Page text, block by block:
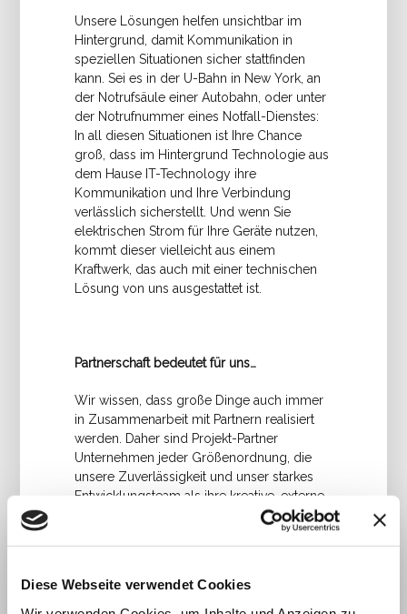
Diese Webseite verwendet Cookies
Unsere Lösungen helfen unsichtbar im
Hintergrund, damit Kommunikation in
speziellen Situationen sicher stattfinden
kann. Sei es in der U-Bahn in New York, an
der Notrufsäule einer Autobahn, oder unter
der Notrufnummer eines Notfall-Dienstes:
In all diesen Situationen ist Ihre Chance
groß, dass im Hintergrund Technologie aus
dem Hause IT-Technology ihre
Kommunikation und Ihre Verbindung
verlässlich sicherstellt. Und wenn Sie
elektrischen Strom für Ihre Geräte nutzen,
kommt dieser vielleicht aus einem
Kraftwerk, das auch mit einer technischen
Lösung von uns ausgestattet ist.
Partnerschaft bedeutet für uns…
Wir wissen, dass große Dinge auch immer
in Zusammenarbeit mit Partnern realisiert
werden. Daher sind Projekt-Partner
Unternehmen jeder Größenordnung, die
unsere Zuverlässigkeit und unser starkes
Entwicklungsteam als ihre kreative, externe
Entwicklungsabteilung wertschätzen.
Warum Partnerschaften Sinn machen…